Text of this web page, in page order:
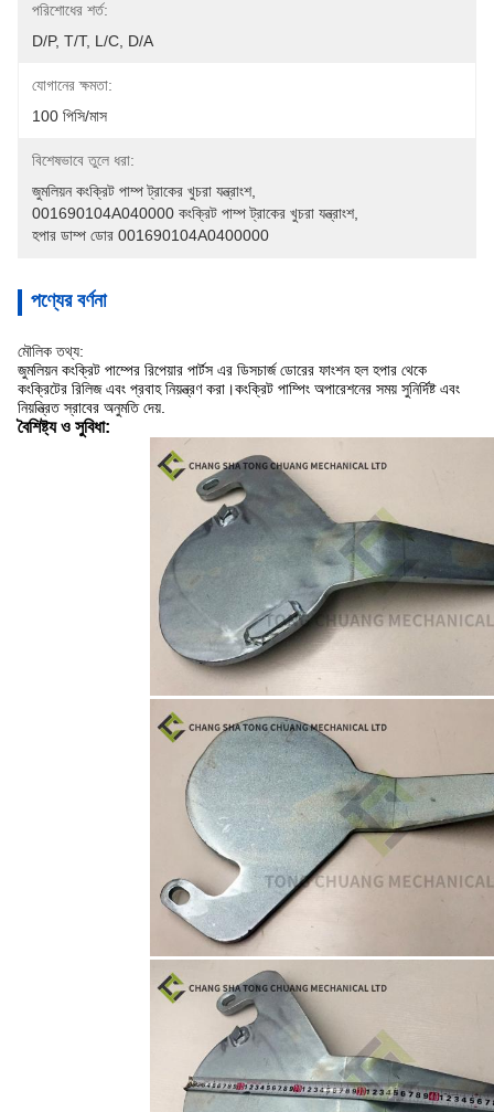
পরিশোধের শর্ত:
D/P, T/T, L/C, D/A
যোগানের ক্ষমতা:
100 পিসি/মাস
বিশেষভাবে তুলে ধরা:
জুমলিয়ন কংক্রিট পাম্প ট্রাকের খুচরা যন্ত্রাংশ,
001690104A040000 কংক্রিট পাম্প ট্রাকের খুচরা যন্ত্রাংশ,
হপার ডাম্প ডোর 001690104A0400000
পণ্যের বর্ণনা
মৌলিক তথ্য:
জুমলিয়ন কংক্রিট পাম্পের রিপেয়ার পার্টস এর ডিসচার্জ ডোরের ফাংশন হল হপার থেকে
কংক্রিটের রিলিজ এবং প্রবাহ নিয়ন্ত্রণ করা।কংক্রিট পাম্পিং অপারেশনের সময় সুনির্দিষ্ট এবং
নিয়ন্ত্রিত স্রাবের অনুমতি দেয়.
বৈশিষ্ট্য ও সুবিধা: